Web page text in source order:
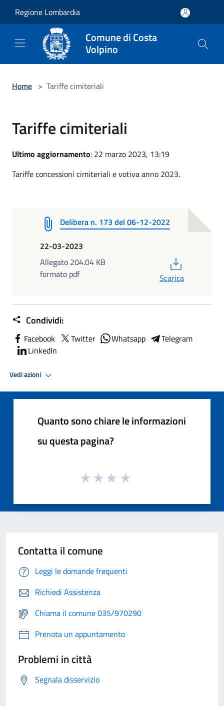
Regione Lombardia
Comune di Costa
Volpino
Home > Tariffe cimiteriali
Tariffe cimiteriali
Ultimo aggiornamento: 22 marzo 2023, 13:19
Tariffe concessioni cimiteriali e votiva anno 2023.
Delibera n. 173 del 06-12-2022
22-03-2023
Allegato 204.04 KB
formato pdf
Scarica
Condividi:
Facebook Twitter Whatsapp
Telegram
LinkedIn
Vedi azioni
Quanto sono chiare le informazioni
su questa pagina?
Contatta il comune
Leggi le domande frequenti
Richiedi Assistenza
Chiama il comune 035/970290
Prenota un appuntamento
Problemi in città
Segnala disservizio